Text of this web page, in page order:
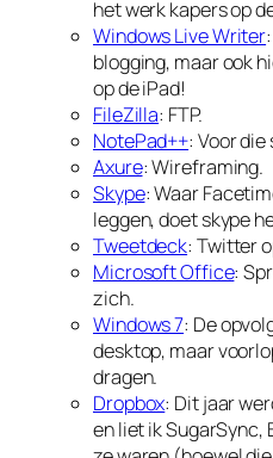
het werk kapers op
Windows Live Writer
blogging, maar ook
op de iPad!
FileZilla: FTP.
NotePad++: Voor
Axure: Wireframing.
Skype: Waar
leggen, doet skype
Tweetdeck: Twitter
Microsoft Office:
zich.
Windows 7: De
desktop, maar
dragen.
Dropbox: Dit jaar
en liet ik SugarSync,